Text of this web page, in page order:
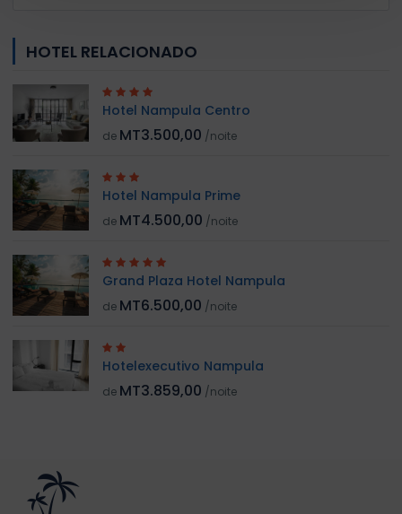
HOTEL RELACIONADO
Hotel Nampula Centro
de MT3.500,00 /noite
Hotel Nampula Prime
de MT4.500,00 /noite
Grand Plaza Hotel Nampula
de MT6.500,00 /noite
Hotelexecutivo Nampula
de MT3.859,00 /noite